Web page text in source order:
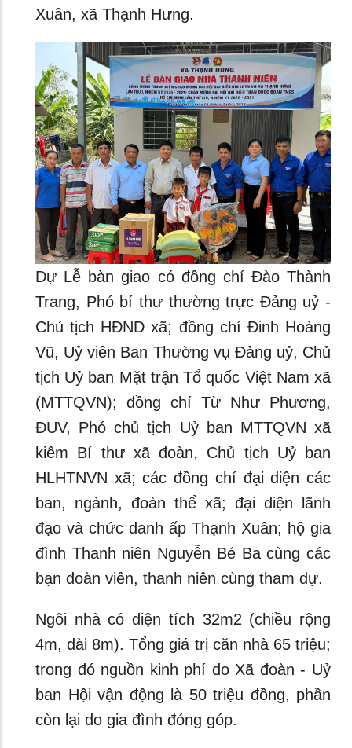
Xuân, xã Thạnh Hưng.
Dự Lễ bàn giao có đồng chí Đào Thành
Trang, Phó bí thư thường trực Đảng uỷ -
Chủ tịch HĐND xã; đồng chí Đinh Hoàng
Vũ, Uỷ viên Ban Thường vụ Đảng uỷ, Chủ
tịch Uỷ ban Mặt trận Tổ quốc Việt Nam xã
(MTTQVN); đồng chí Từ Như Phương,
ĐUV, Phó chủ tịch Uỷ ban MTTQVN xã
kiêm Bí thư xã đoàn, Chủ tịch Uỷ ban
HLHTNVN xã; các đồng chí đại diện các
ban, ngành, đoàn thể xã; đại diện lãnh
đạo và chức danh ấp Thạnh Xuân; hộ gia
đình Thanh niên Nguyễn Bé Ba cùng các
bạn đoàn viên, thanh niên cùng tham dự.
Ngôi nhà có diện tích 32m2 (chiều rộng
4m, dài 8m). Tổng giá trị căn nhà 65 triệu;
trong đó nguồn kinh phí do Xã đoàn - Uỷ
ban Hội vận động là 50 triệu đồng, phần
còn lại do gia đình đóng góp.